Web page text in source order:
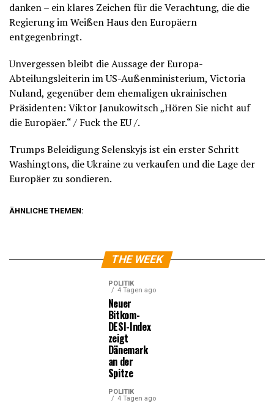
danken – ein klares Zeichen für die Verachtung, die die
Regierung im Weißen Haus den Europäern
entgegenbringt.
Unvergessen bleibt die Aussage der Europa-
Abteilungsleiterin im US-Außenministerium, Victoria
Nuland, gegenüber dem ehemaligen ukrainischen
Präsidenten: Viktor Janukowitsch „Hören Sie nicht auf
die Europäer.“ / Fuck the EU /.
Trumps Beleidigung Selenskyjs ist ein erster Schritt
Washingtons, die Ukraine zu verkaufen und die Lage der
Europäer zu sondieren.
ÄHNLICHE THEMEN:
THE WEEK
POLITIK
4 Tagen ago
Neuer
Bitkom-
DESI-Index
zeigt
Dänemark
an der
Spitze
POLITIK
4 Tagen ago